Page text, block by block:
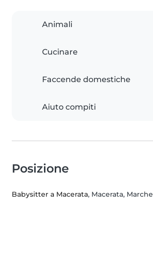
Animali
Cucinare
Faccende domestiche
Aiuto compiti
Posizione
Babysitter a Macerata, Macerata, Marche